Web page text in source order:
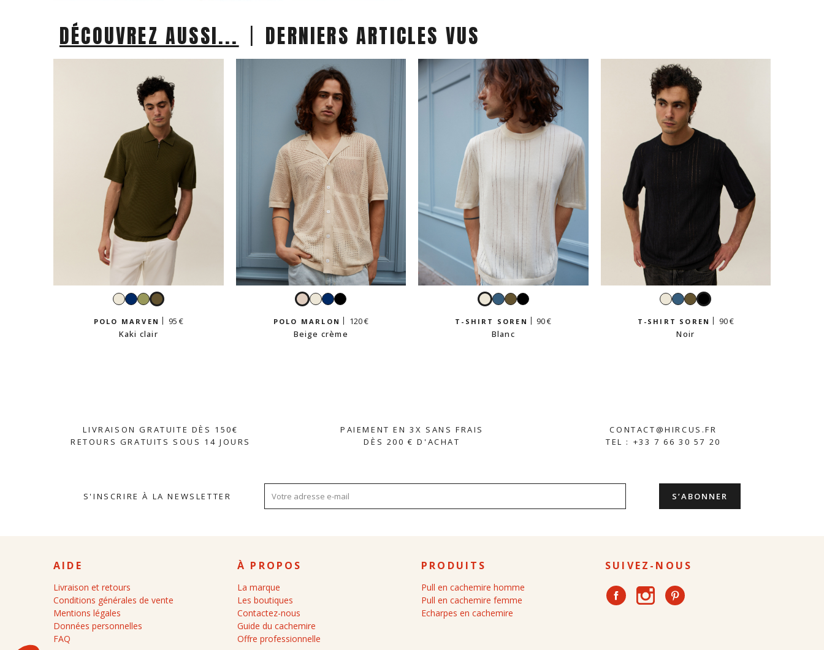
DÉCOUVREZ AUSSI... | DERNIERS ARTICLES VUS
BlancNavySaugeKaki
POLO MARVEN
95 €
Kaki clair
BeigeBlanc
Navy
POLO MARLON
120 €
Beige crème
BlancBleuKakiNoir
T-SHIRT SOREN
90 €
Blanc
Blanc
BleuKakiNoir
T-SHIRT SOREN
90 €
Noir
LIVRAISON GRATUITE DÈS 150€
RETOURS GRATUITS SOUS 14 JOURS
PAIEMENT EN 3X SANS FRAIS
DÈS 200 € D'ACHAT
CONTACT@HIRCUS.FR
TEL : +33 7 66 30 57 20
S'INSCRIRE À LA NEWSLETTER
AIDE
Livraison et retours
Conditions générales de vente
Mentions légales
Données personnelles
FAQ
À PROPOS
La marque
Les boutiques
Contactez-nous
Guide du cachemire
Offre professionnelle
PRODUITS
Pull en cachemire homme
Pull en cachemire femme
Echarpes en cachemire
SUIVEZ-NOUS
Facebook Instagram